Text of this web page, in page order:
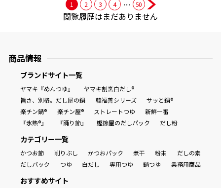
1 2 3 4 … 50
閲覧履歴はまだありません
商品情報
ブランドサイト一覧
ヤマキ『めんつゆ』
ヤマキ割烹白だし®
旨さ、別格。だし屋の鍋
韓福善シリーズ
サッと鍋®
楽チン鍋®
楽チン屋® ストレートつゆ
新鮮一番
『氷熟®』
『踊り節』 鰹節屋のだしパック だし粉
カテゴリー一覧
かつお節 削りぶし かつおパック 煮干 粉末
だしの素
だしパック
つゆ 白だし 専用つゆ 鍋つゆ 業務用商品
おすすめサイト